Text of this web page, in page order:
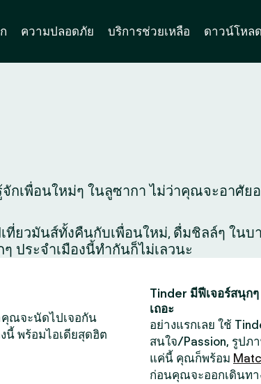
ความปลอดภัย บริการช่วยเหลือ ดาวน์โหลด
กเพื่อนใหม่ๆ ในลูซากา ไม่ว่าคุณจะอา
ที่ยวมันส์ทั้งคืนกับเพื่อนใหม่, ดื่มชิลล์ๆ ใน
ประจำเมืองนี้ทำกันก็ไม่เลวนะ
ณจะนัดไปเจอกัน
นี้ พร้อมไอเดียสุดฮิต
Tinder มีฟีเจอร์สนุก
เถอะ
อย่างแรกเลย ใช้
สนใจ/Passion, รูปภ
แค่นี้ คุณก็พร้อม
ก่อนคุณจะออกเดินท